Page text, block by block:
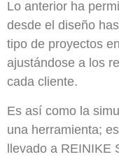
Lo anterior ha
desde el diseño
tipo de proyectos
ajustándose a los
cada cliente.
Es así como la
una herramienta;
llevado a REINIKE